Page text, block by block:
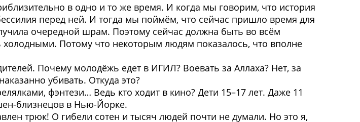
в одно и то же время. И когда мы говорим, что история
перед ней. И тогда мы поймём, что сейчас пришло время для
очередной шрам. Поэтому сейчас должна быть во всём
Потому что некоторым людям показалось, что вполне
Почему молодёжь едет в ИГИЛ? Воевать за Аллаха? Нет, за
убивать. Откуда это?
фэнтези… Ведь кто ходит в кино? Дети 15–17 лет. Даже 11
близнецов в Нью-Йорке.
трюк! О гибели сотен и тысяч людей почти не думали. Но это я,